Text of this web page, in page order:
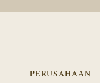
PERUSAHAAN